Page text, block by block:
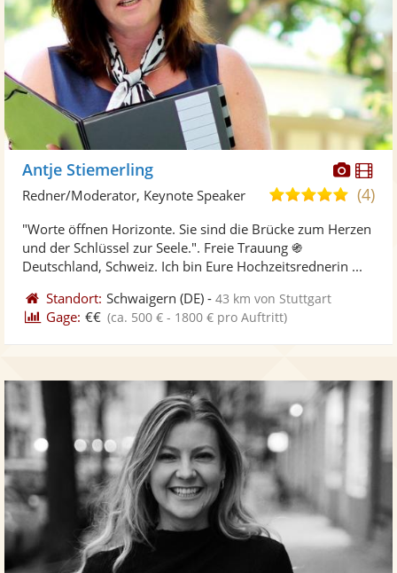
Fotos
Antje Stiemerling
4,8
5
(4)
Redner/Moderator, Keynote Speaker
"Worte öffnen Horizonte. Sie sind die Brücke zum Herzen
und der Schlüssel zur Seele.". Freie Trauung ֍
Deutschland, Schweiz. Ich bin Eure Hochzeitsrednerin ...
Standort: Schwaigern (DE) -43 km von Stuttgart
Gage: €€ (ca. 500 € - 1800 € pro Auftritt)